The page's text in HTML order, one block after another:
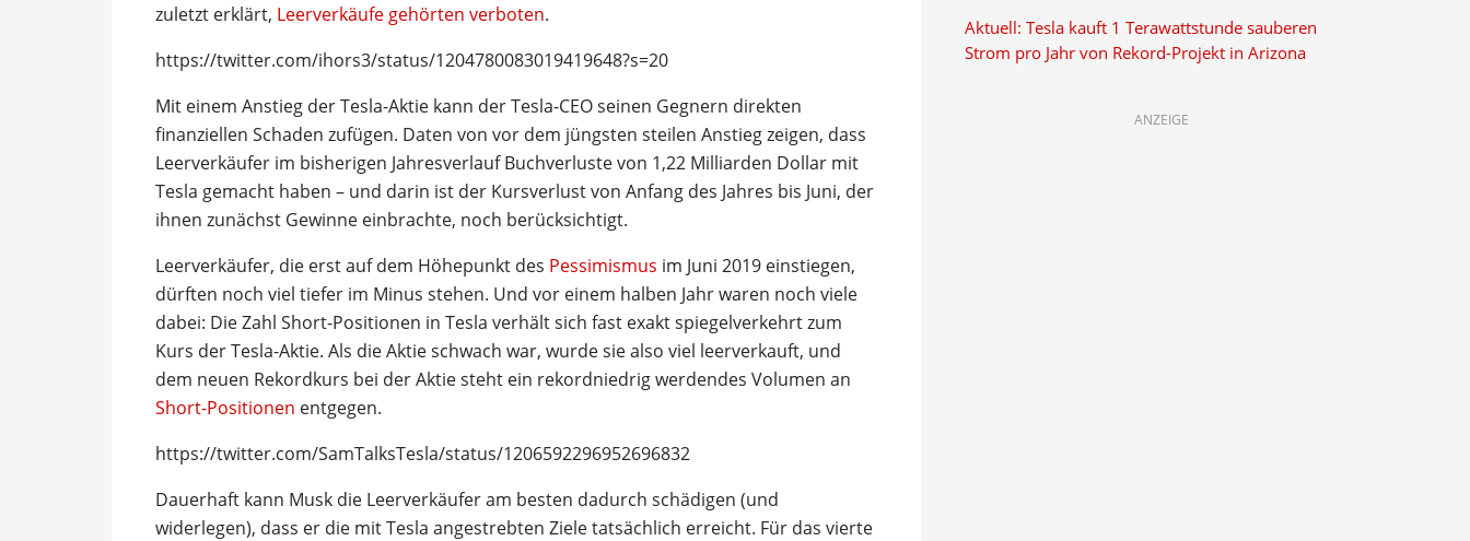
zuletzt erklärt, Leerverkäufe gehörten verboten.
https://twitter.com/ihors3/status/1204780083019419648?s=20
Mit einem Anstieg der Tesla-Aktie kann der Tesla-CEO seinen Gegnern direkten
finanziellen Schaden zufügen. Daten von vor dem jüngsten steilen Anstieg zeigen, dass
Leerverkäufer im bisherigen Jahresverlauf Buchverluste von 1,22 Milliarden Dollar mit
Tesla gemacht haben – und darin ist der Kursverlust von Anfang des Jahres bis Juni, der
ihnen zunächst Gewinne einbrachte, noch berücksichtigt.
Leerverkäufer, die erst auf dem Höhepunkt des Pessimismus im Juni 2019 einstiegen,
dürften noch viel tiefer im Minus stehen. Und vor einem halben Jahr waren noch viele
dabei: Die Zahl Short-Positionen in Tesla verhält sich fast exakt spiegelverkehrt zum
Kurs der Tesla-Aktie. Als die Aktie schwach war, wurde sie also viel leerverkauft, und
dem neuen Rekordkurs bei der Aktie steht ein rekordniedrig werdendes Volumen an
Short-Positionen entgegen.
https://twitter.com/SamTalksTesla/status/1206592296952696832
Dauerhaft kann Musk die Leerverkäufer am besten dadurch schädigen (und
widerlegen), dass er die mit Tesla angestrebten Ziele tatsächlich erreicht. Für das vierte
Aktuell: Tesla kauft 1 Terawattstunde sauberen
Strom pro Jahr von Rekord-Projekt in Arizona
ANZEIGE